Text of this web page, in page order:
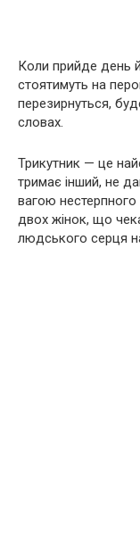
Коли прийде день
стоятимуть на
перезирнуться,
словах.
Трикутник — це
тримає інший, не
вагою нестерпного
двох жінок, що
людського серця